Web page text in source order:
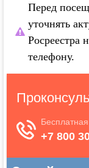
Перед
уточнять
Росреестра
телефону.